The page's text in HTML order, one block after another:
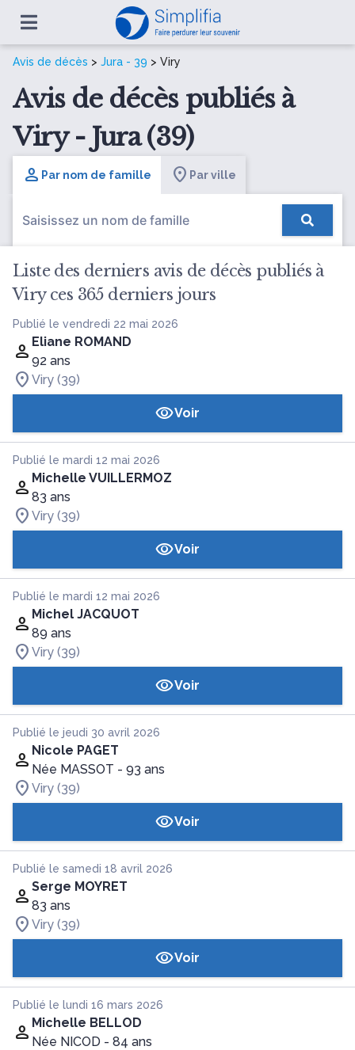
Avis de décès > Jura - 39 > Viry
Avis de décès publiés à
Viry - Jura (39)
Par nom de famille Par ville
Liste des derniers avis de décès publiés à
Viry ces 365 derniers jours
Publié le vendredi 22 mai 2026
Eliane ROMAND
92 ans
Viry (39)
Voir
Publié le mardi 12 mai 2026
Michelle VUILLERMOZ
83 ans
Viry (39)
Voir
Publié le mardi 12 mai 2026
Michel JACQUOT
89 ans
Viry (39)
Voir
Publié le jeudi 30 avril 2026
Nicole PAGET
Née MASSOT - 93 ans
Viry (39)
Voir
Publié le samedi 18 avril 2026
Serge MOYRET
83 ans
Viry (39)
Voir
Publié le lundi 16 mars 2026
Michelle BELLOD
Née NICOD - 84 ans